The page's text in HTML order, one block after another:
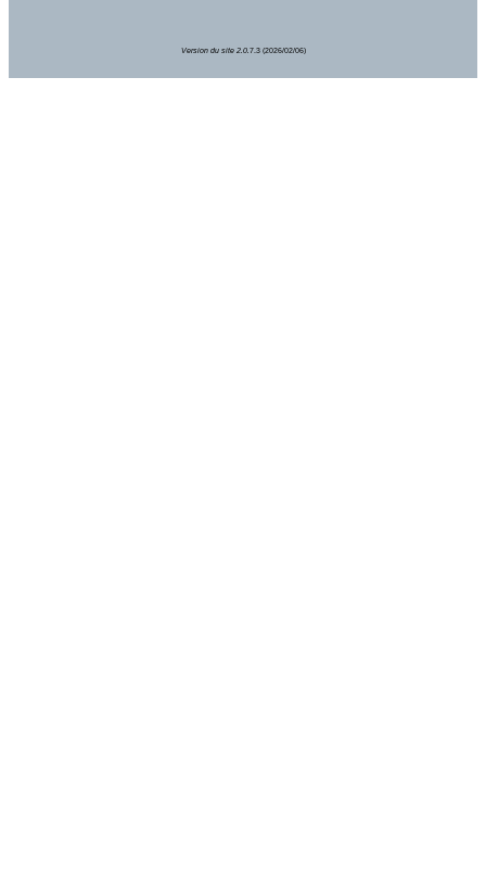
Version du site 2.0. 7.3 (2026/02/06)